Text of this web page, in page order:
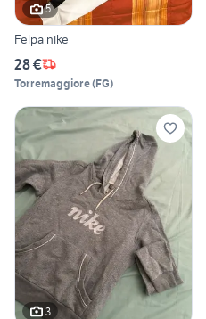
5
Felpa nike
28 €
Torremaggiore(FG)
3